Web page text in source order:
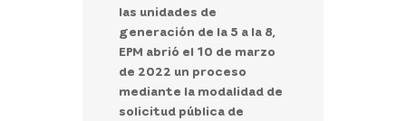
las unidades de
generación de la 5 a la 8,
EPM abrió el 10 de marzo
de 2022 un proceso
mediante la modalidad de
solicitud pública de